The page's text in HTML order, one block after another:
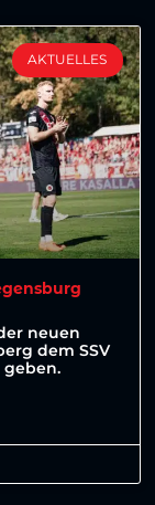
AKTUELLES
neuen
dem SSV
geben.